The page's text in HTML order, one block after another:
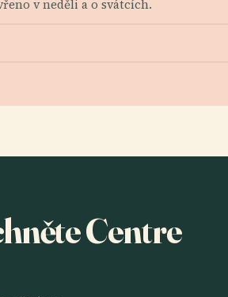
v neděli a o svátcích.
Centre